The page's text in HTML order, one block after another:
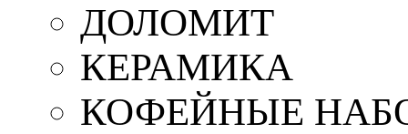
ДОЛОМИТ
КЕРАМИКА
КОФЕЙНЫЕ